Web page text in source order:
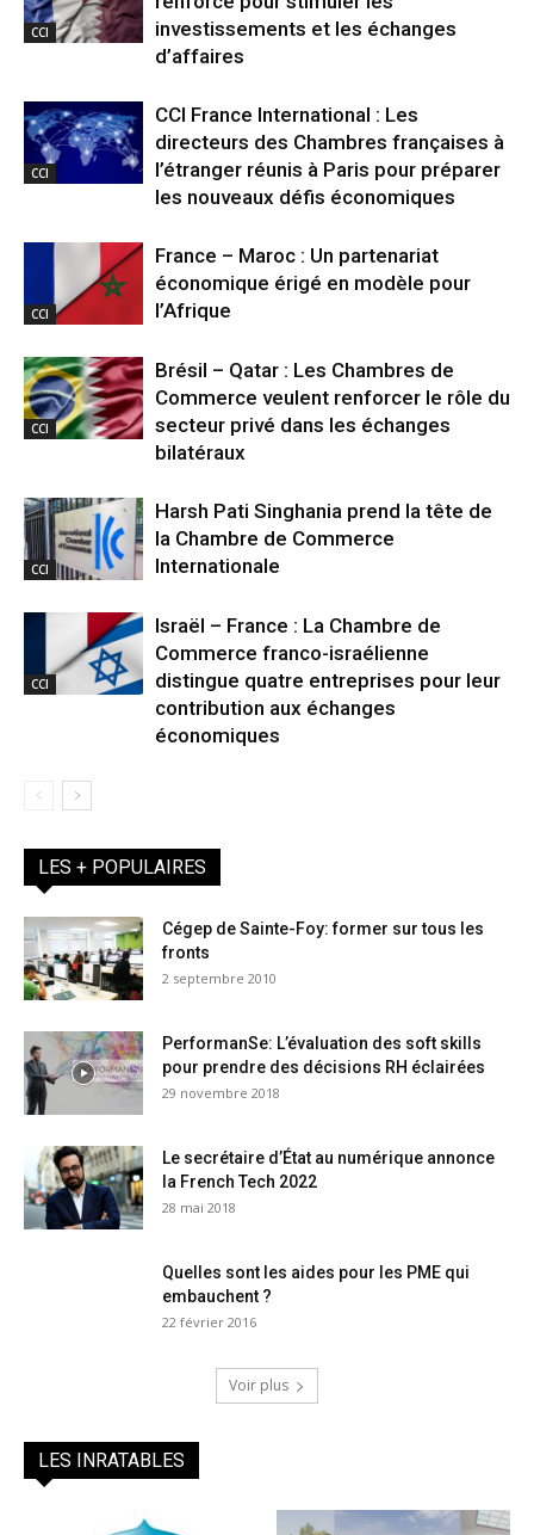
CCI
investissements et les échanges
d’affaires
CCI
CCI France International : Les
directeurs des Chambres françaises à
l’étranger réunis à Paris pour préparer
les nouveaux défis économiques
CCI
France – Maroc : Un partenariat
économique érigé en modèle pour
l’Afrique
CCI
Brésil – Qatar : Les Chambres de
Commerce veulent renforcer le rôle du
secteur privé dans les échanges
bilatéraux
CCI
Harsh Pati Singhania prend la tête de
la Chambre de Commerce
Internationale
CCI
Israël – France : La Chambre de
Commerce franco-israélienne
distingue quatre entreprises pour leur
contribution aux échanges
économiques
LES + POPULAIRES
Cégep de Sainte-Foy: former sur tous les
fronts
2 septembre 2010
PerformanSe: L’évaluation des soft skills
pour prendre des décisions RH éclairées
29 novembre 2018
Le secrétaire d’État au numérique annonce
la French Tech 2022
28 mai 2018
Quelles sont les aides pour les PME qui
embauchent ?
22 février 2016
Voir plus
LES INRATABLES